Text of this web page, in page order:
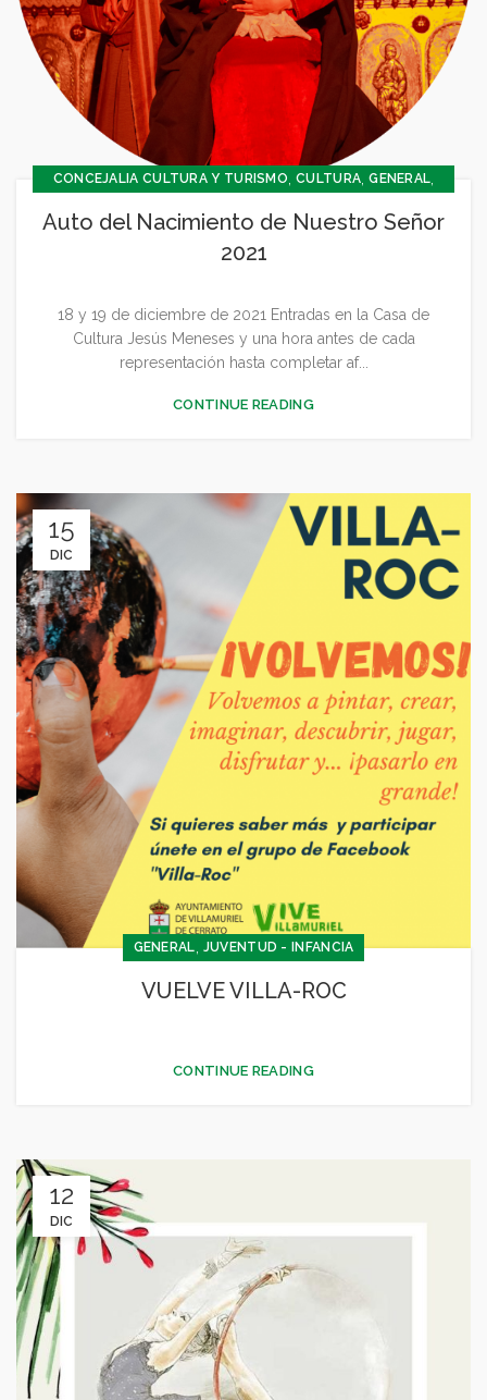
CONCEJALIA CULTURA Y TURISMO ,CULTURA ,GENERAL
Auto del Nacimiento de Nuestro Señor
2021
18 y 19 de diciembre de 2021 Entradas en la Casa de
Cultura Jesús Meneses y una hora antes de cada
representación hasta completar af...
CONTINUE READING
15
DIC
GENERAL JUVENTUD - INFANCIA
VUELVE VILLA-ROC
CONTINUE READING
12
DIC